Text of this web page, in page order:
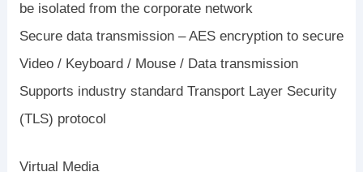
be isolated from the corporate network
Secure data transmission – AES encryption to secure
Video / Keyboard / Mouse / Data transmission
Supports industry standard Transport Layer Security
(TLS) protocol
Virtual Media